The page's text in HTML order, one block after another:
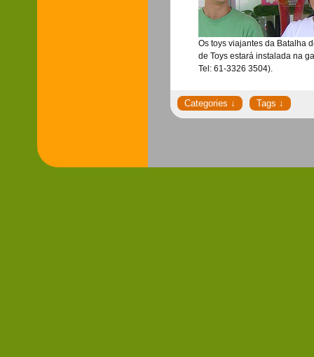
Os toys viajantes da Batalha
de Toys estará instalada na
Tel: 61-3326 3504).